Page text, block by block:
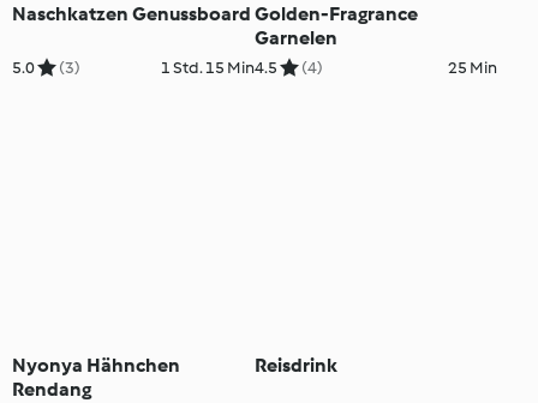
Naschkatzen Genussboard
5.0 (3) 1 Std. 15 Min
Golden-Fragrance
Garnelen
4.5 (4) 25 Min
Nyonya Hähnchen
Rendang
Reisdrink